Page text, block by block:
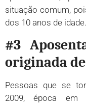
situação comum,
dos 10 anos de idade.
#3
originada
Pessoas que se
2009, época em